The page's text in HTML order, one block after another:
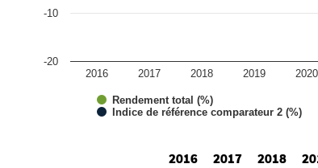
Rendement total (%)
Indice de référence comparateur 2 (%)
2016 2017 2018 2019 2020
-20
-10
2016
2017 2018